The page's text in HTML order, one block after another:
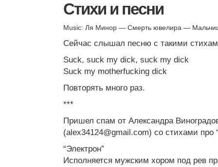
Стихи и песни
Music: Ля Минор — Смерть ювелира —
Сейчас слышал песню с такими
Suck, suck my dick, suck my dick
Suck my motherfucking dick
Повторять много раз.
***
Пришел спам от Александра
(alex34124@gmail.com) со стихами про
“Электрон”
Исполняется мужским хором под рев